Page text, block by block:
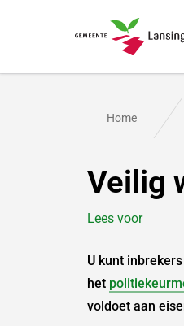
Home
Veilig
Lees voor
U kunt
het
voldoet aan